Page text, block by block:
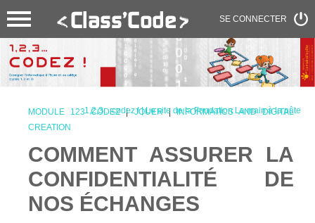
SE CONNECTER
1,2,3... codez ! | Le site de la Fondation La main à la pâte
MODULE 123 CODEZ|JOUER|INFORMATICS AND DIGITAL
CREATION
COMMENT ASSURER LA
CONFIDENTIALITÉ DE
NOS ÉCHANGES